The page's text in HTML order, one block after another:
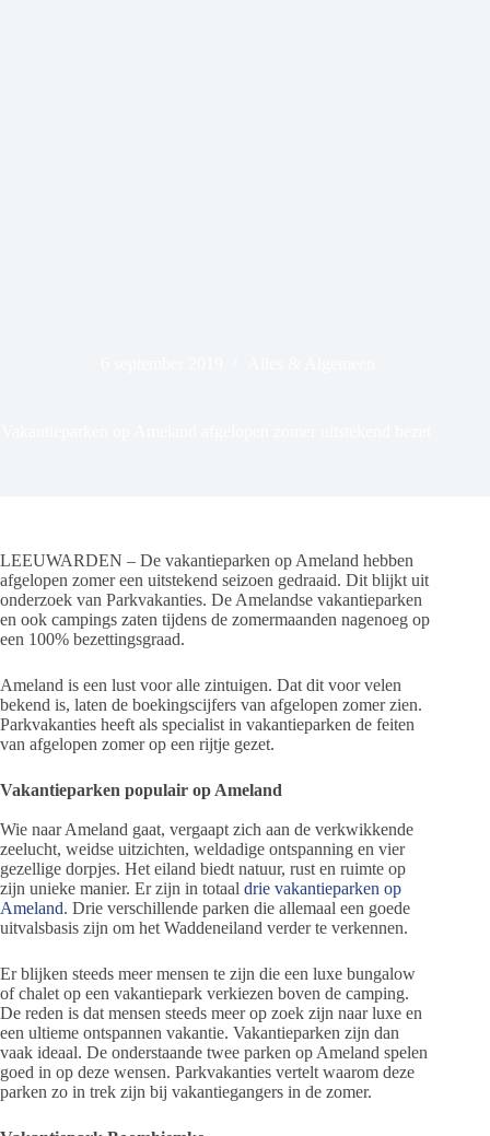
LEEUWARDEN – De vakantieparken op Ameland hebben
afgelopen zomer een uitstekend seizoen gedraaid. Dit blijkt uit
onderzoek van Parkvakanties. De Amelandse vakantieparken
en ook campings zaten tijdens de zomermaanden nagenoeg op
een 100% bezettingsgraad.
Ameland is een lust voor alle zintuigen. Dat dit voor velen
bekend is, laten de boekingscijfers van afgelopen zomer zien.
Parkvakanties heeft als specialist in vakantieparken de feiten
van afgelopen zomer op een rijtje gezet.
Vakantieparken populair op Ameland
Wie naar Ameland gaat, vergaapt zich aan de verkwikkende
zeelucht, weidse uitzichten, weldadige ontspanning en vier
gezellige dorpjes. Het eiland biedt natuur, rust en ruimte op
zijn unieke manier. Er zijn in totaal drie vakantieparken op
Ameland. Drie verschillende parken die allemaal een goede
uitvalsbasis zijn om het Waddeneiland verder te verkennen.
Er blijken steeds meer mensen te zijn die een luxe bungalow
of chalet op een vakantiepark verkiezen boven de camping.
De reden is dat mensen steeds meer op zoek zijn naar luxe en
een ultieme ontspannen vakantie. Vakantieparken zijn dan
vaak ideaal. De onderstaande twee parken op Ameland spelen
goed in op deze wensen. Parkvakanties vertelt waarom deze
parken zo in trek zijn bij vakantiegangers in de zomer.